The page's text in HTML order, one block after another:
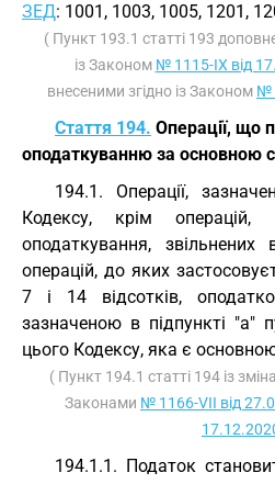
ЗЕД: 1001, 1003, 1005, 1201,
( Пункт 193.1 статті 193
із Законом № 1115-IX від
внесеними згідно із Законом №
Стаття 194. Операції, що
оподаткуванню за основною
194.1. Операції,
Кодексу, крім
оподаткування, звільнених
операцій, до яких
7 і 14 відсотків,
зазначеною в підпункті "а"
цього Кодексу, яка є
( Пункт 194.1 статті 194 із
Законами № 1166-VII від
194.1.1. Податок